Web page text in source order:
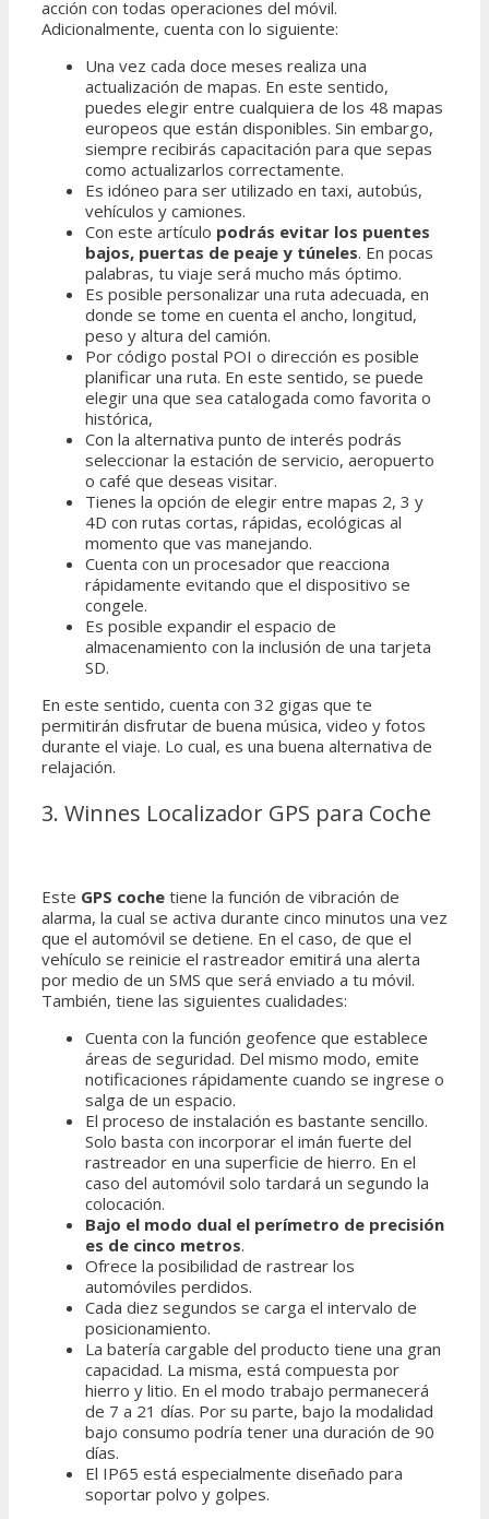
acción con todas operaciones del móvil.
Adicionalmente, cuenta con lo siguiente:
Una vez cada doce meses realiza una
actualización de mapas. En este sentido,
puedes elegir entre cualquiera de los 48 mapas
europeos que están disponibles. Sin embargo,
siempre recibirás capacitación para que sepas
como actualizarlos correctamente.
Es idóneo para ser utilizado en taxi, autobús,
vehículos y camiones.
Con este artículo podrás evitar los puentes
bajos, puertas de peaje y túneles. En pocas
palabras, tu viaje será mucho más óptimo.
Es posible personalizar una ruta adecuada, en
donde se tome en cuenta el ancho, longitud,
peso y altura del camión.
Por código postal POI o dirección es posible
planificar una ruta. En este sentido, se puede
elegir una que sea catalogada como favorita o
histórica,
Con la alternativa punto de interés podrás
seleccionar la estación de servicio, aeropuerto
o café que deseas visitar.
Tienes la opción de elegir entre mapas 2, 3 y
4D con rutas cortas, rápidas, ecológicas al
momento que vas manejando.
Cuenta con un procesador que reacciona
rápidamente evitando que el dispositivo se
congele.
Es posible expandir el espacio de
almacenamiento con la inclusión de una tarjeta
SD.
En este sentido, cuenta con 32 gigas que te
permitirán disfrutar de buena música, video y fotos
durante el viaje. Lo cual, es una buena alternativa de
relajación.
3. Winnes Localizador GPS para Coche
Este GPS coche tiene la función de vibración de
alarma, la cual se activa durante cinco minutos una vez
que el automóvil se detiene. En el caso, de que el
vehículo se reinicie el rastreador emitirá una alerta
por medio de un SMS que será enviado a tu móvil.
También, tiene las siguientes cualidades:
Cuenta con la función geofence que establece
áreas de seguridad. Del mismo modo, emite
notificaciones rápidamente cuando se ingrese o
salga de un espacio.
El proceso de instalación es bastante sencillo.
Solo basta con incorporar el imán fuerte del
rastreador en una superficie de hierro. En el
caso del automóvil solo tardará un segundo la
colocación.
Bajo el modo dual el perímetro de precisión
es de cinco metros.
Ofrece la posibilidad de rastrear los
automóviles perdidos.
Cada diez segundos se carga el intervalo de
posicionamiento.
La batería cargable del producto tiene una gran
capacidad. La misma, está compuesta por
hierro y litio. En el modo trabajo permanecerá
de 7 a 21 días. Por su parte, bajo la modalidad
bajo consumo podría tener una duración de 90
días.
El IP65 está especialmente diseñado para
soportar polvo y golpes.